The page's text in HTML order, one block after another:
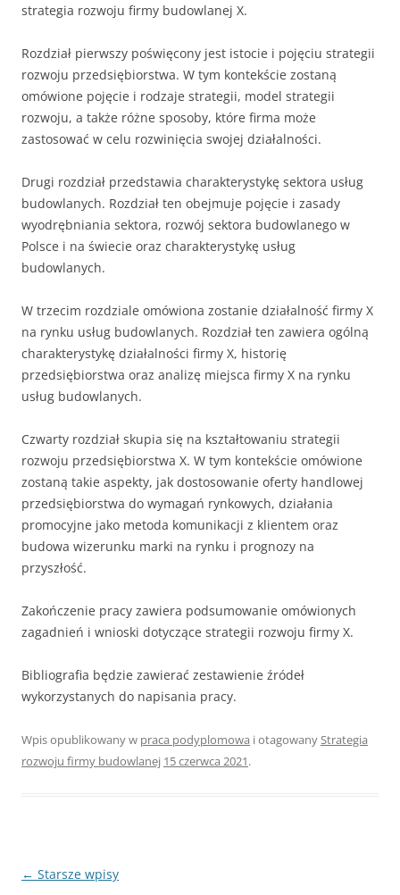
strategia rozwoju firmy budowlanej X.
Rozdział pierwszy poświęcony jest istocie i pojęciu strategii
rozwoju przedsiębiorstwa. W tym kontekście zostaną
omówione pojęcie i rodzaje strategii, model strategii
rozwoju, a także różne sposoby, które firma może
zastosować w celu rozwinięcia swojej działalności.
Drugi rozdział przedstawia charakterystykę sektora usług
budowlanych. Rozdział ten obejmuje pojęcie i zasady
wyodrębniania sektora, rozwój sektora budowlanego w
Polsce i na świecie oraz charakterystykę usług
budowlanych.
W trzecim rozdziale omówiona zostanie działalność firmy X
na rynku usług budowlanych. Rozdział ten zawiera ogólną
charakterystykę działalności firmy X, historię
przedsiębiorstwa oraz analizę miejsca firmy X na rynku
usług budowlanych.
Czwarty rozdział skupia się na kształtowaniu strategii
rozwoju przedsiębiorstwa X. W tym kontekście omówione
zostaną takie aspekty, jak dostosowanie oferty handlowej
przedsiębiorstwa do wymagań rynkowych, działania
promocyjne jako metoda komunikacji z klientem oraz
budowa wizerunku marki na rynku i prognozy na
przyszłość.
Zakończenie pracy zawiera podsumowanie omówionych
zagadnień i wnioski dotyczące strategii rozwoju firmy X.
Bibliografia będzie zawierać zestawienie źródeł
wykorzystanych do napisania pracy.
Wpis opublikowany w praca podyplomowa i otagowanyStrategia
rozwoju firmy budowlanej 15 czerwca 2021.
Nawigacja
← Starsze wpisy